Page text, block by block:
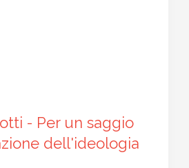
- Per un saggio
dell'ideologia